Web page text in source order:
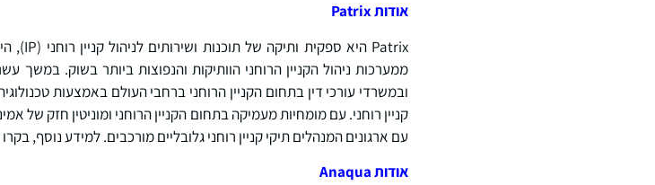
אודותPatrix
ובמשרדי עורכי דין בתחום הקניין הרוחני ברחבי העולם באמצעות
עם ארגונים המנהלים תיקי קניין רוחני גלובליים מורכבים. למידע נוסף,
אודותAnaqua